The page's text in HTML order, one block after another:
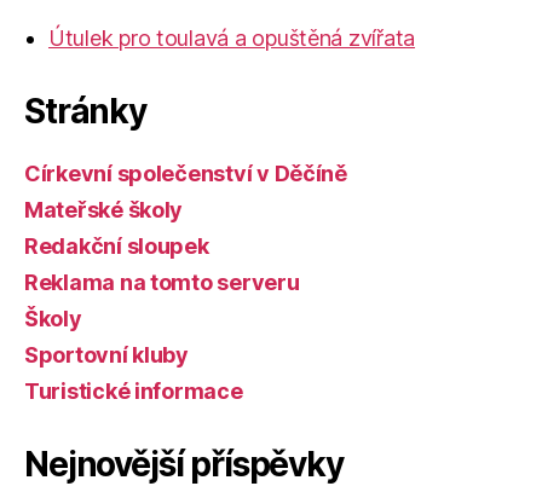
Útulek pro toulavá a opuštěná zvířata
Stránky
Církevní společenství v Děčíně
Mateřské školy
Redakční sloupek
Reklama na tomto serveru
Školy
Sportovní kluby
Turistické informace
Nejnovější příspěvky